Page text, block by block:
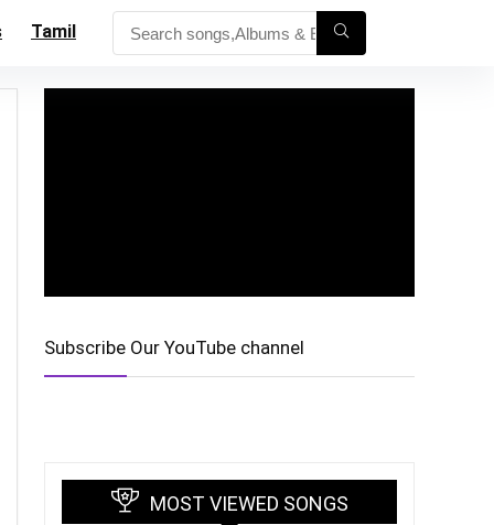
Tamil
Subscribe Our YouTube channel
MOST VIEWED SONGS